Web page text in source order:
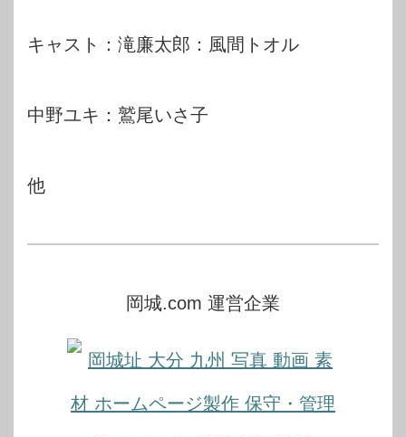
キャスト：滝廉太郎：風間トオル
中野ユキ：鷲尾いさ子
他
岡城.com 運営企業